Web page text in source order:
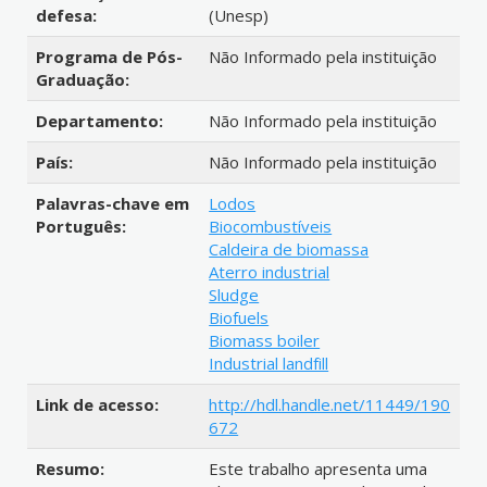
defesa:
(Unesp)
Programa de Pós-
Graduação:
Não Informado pela instituição
Departamento:
Não Informado pela instituição
País:
Não Informado pela instituição
Palavras-chave em
Português:
Lodos
Biocombustíveis
Caldeira de biomassa
Aterro industrial
Sludge
Biofuels
Biomass boiler
Industrial landfill
Link de acesso:
http://hdl.handle.net/11449/190
672
Resumo:
Este trabalho apresenta uma